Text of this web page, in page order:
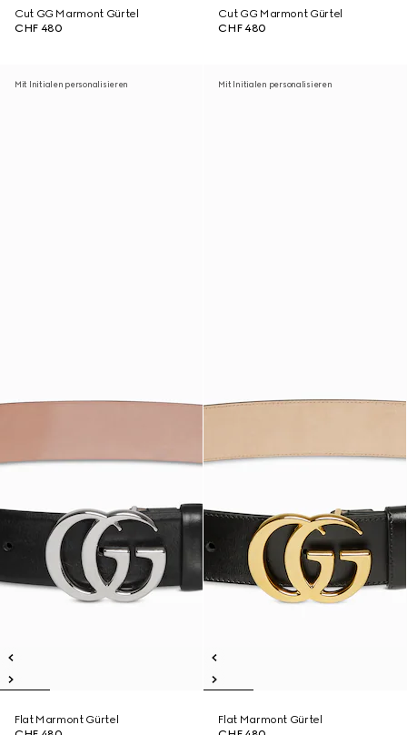
Cut GG Marmont Gürtel
CHF 480
Cut GG Marmont Gürtel
CHF 480
Mit Initialen personalisieren
Flat Marmont Gürtel
Mit Initialen personalisieren
Flat Marmont Gürtel